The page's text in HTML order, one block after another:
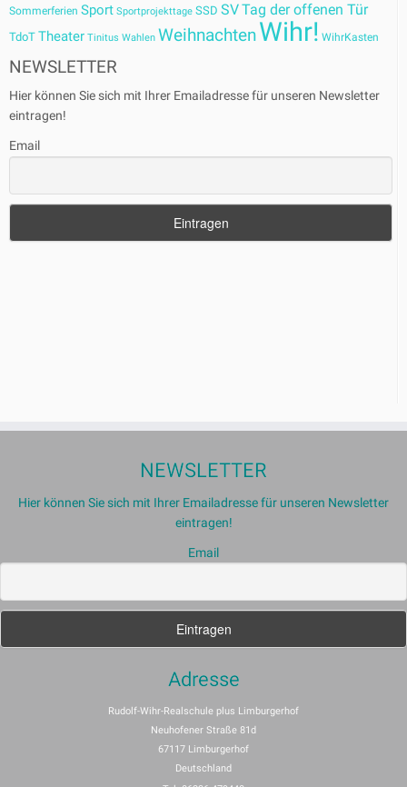
Sommerferien Sport Sportprojekttage SSD SVTag der offenen Tür
TdoT Theater Tinitus Wahlen WeihnachtenWihr! WihrKasten
NEWSLETTER
Hier können Sie sich mit Ihrer Emailadresse für unseren Newsletter
eintragen!
Email
NEWSLETTER
Hier können Sie sich mit Ihrer Emailadresse für unseren Newsletter
eintragen!
Email
Adresse
Rudolf-Wihr-Realschule plus Limburgerhof
Neuhofener Straße 81d
67117 Limburgerhof
Deutschland